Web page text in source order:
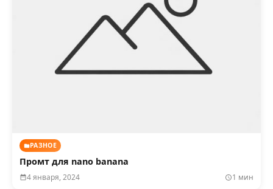
РАЗНОЕ
Промт для nano banana
4 января, 2024 1 мин